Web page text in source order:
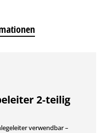
2-teilig
verwendbar –